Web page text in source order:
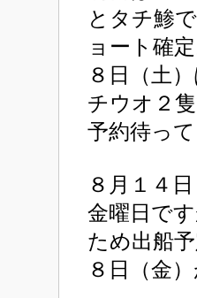
とタチ鯵
ョート確定
８日（土
チウオ２隻
予約待って
８月１４
金曜日で
ため出船
８日（金